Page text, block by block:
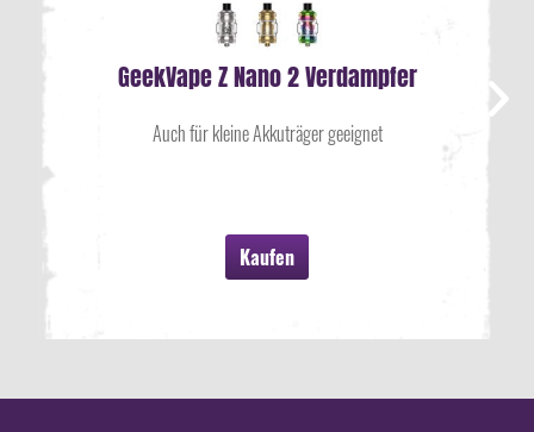
GeekVape Z Nano 2 Verdampfer
Auch für kleine Akkuträger geeignet
Kaufen